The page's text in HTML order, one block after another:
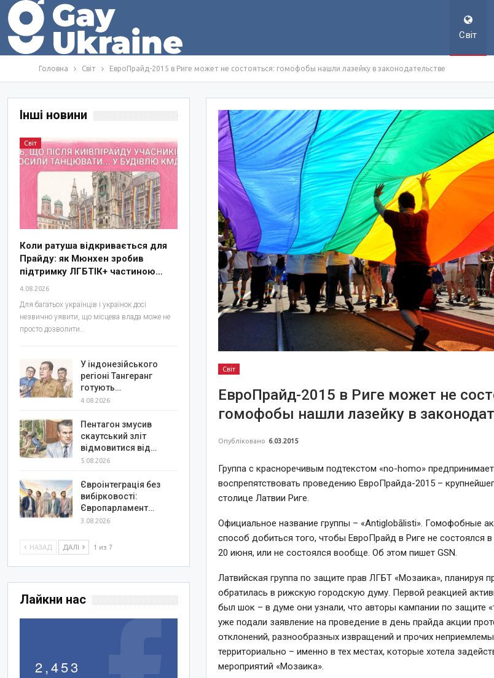
Світ
Головна Світ ЕвроПрайд-2015 в Риге может не состояться: гомофобы нашли лазейку в законодательстве
Світ
ЕвроПрайд-2015 в Риге может не
гомофобы нашли лазейку в
Опубліковано 6.03.2015
Группа с красноречивым подтекстом «no-homo»
воспрепятствовать проведению ЕвроПрайда-2015 –
столице Латвии Риге.
Официальное название группы – «Antiglobālisti». Гомофобные
способ добиться того, чтобы ЕвроПрайд в Риге не состоялся
20 июня, или не состоялся вообще. Об этом пишет GSN.
Латвийская группа по защите прав ЛГБТ «Мозаика», планируя
обратилась в рижскую городскую думу. Первой реакцией
был шок – в думе они узнали, что авторы кампании по защите
уже подали заявление на проведение в день прайда акции
отклонений, разнообразных извращений и прочих
территориально – именно в тех местах, которые хотела
мероприятий «Мозаика».
Інші новини
Світ
Коли ратуша відкривається для
Прайду: як Мюнхен зробив
підтримку ЛГБТІК+ частиною…
4.08.2026
Для багатьох українців і українок досі
незвично уявити, що місцева влада може не
просто дозволити…
У індонезійського
регіоні Тангеранг
готують…
4.08.2026
Пентагон змусив
скаутський зліт
відмовитися від…
5.08.2026
Євроінтеграція без
вибірковості:
Європарламент…
3.08.2026
НАЗАД ДАЛІ 1 из 7
Лайкни нас
2,453